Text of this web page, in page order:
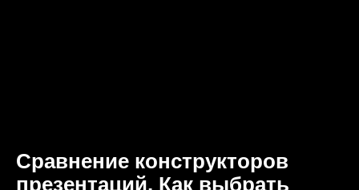
Сравнение конструкторов
презентаций. Как выбрать